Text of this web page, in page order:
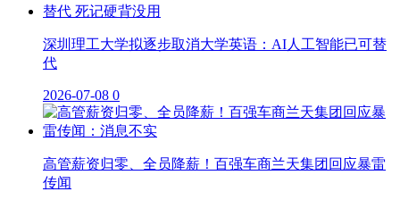
深圳理工大学拟逐步取消大学英语：AI人工智能已可替
代
2026-07-08 0
高管薪资归零、全员降薪！百强车商兰天集团回应暴雷
传闻